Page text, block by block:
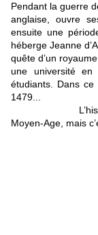
Pendant la guerre
anglaise, ouvre
ensuite une
héberge Jeanne
quête d’un
une université
étudiants. Dans ce
1479...
L’histoire de
Moyen-Age, mais